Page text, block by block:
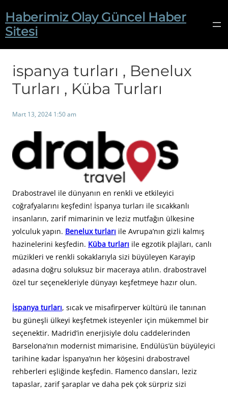
geçHaberimiz Olay Güncel Haber
Sitesi
ispanya turları , Benelux
Turları , Küba Turları
Mart 13, 2024 1:50 am
Drabostravel ile dünyanın en renkli ve etkileyici
coğrafyalarını keşfedin! İspanya turları ile sıcakkanlı
insanların, zarif mimarinin ve leziz mutfağın ülkesine
yolculuk yapın. Benelux turları ile Avrupa’nın gizli kalmış
hazinelerini keşfedin. Küba turları ile egzotik plajları, canlı
müzikleri ve renkli sokaklarıyla sizi büyüleyen Karayip
adasına doğru soluksuz bir maceraya atılın. drabostravel
özel tur seçenekleriyle dünyayı keşfetmeye hazır olun.
İspanya turları, sıcak ve misafirperver kültürü ile tanınan
bu güneşli ülkeyi keşfetmek isteyenler için mükemmel bir
seçenektir. Madrid’in enerjisiyle dolu caddelerinden
Barselona’nın modernist mimarisine, Endülüs’ün büyüleyici
tarihine kadar İspanya’nın her köşesini drabostravel
rehberleri eşliğinde keşfedin. Flamenco dansları, leziz
tapaslar, zarif şaraplar ve daha pek çok sürpriz sizi